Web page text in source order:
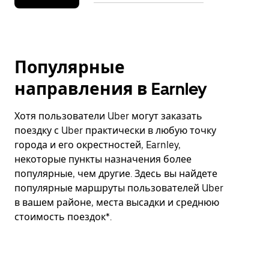
Популярные
направления в Earnley
Хотя пользователи Uber могут заказать
поездку с Uber практически в любую точку
города и его окрестностей, Earnley,
некоторые пункты назначения более
популярные, чем другие. Здесь вы найдете
популярные маршруты пользователей Uber
в вашем районе, места высадки и среднюю
стоимость поездок*.